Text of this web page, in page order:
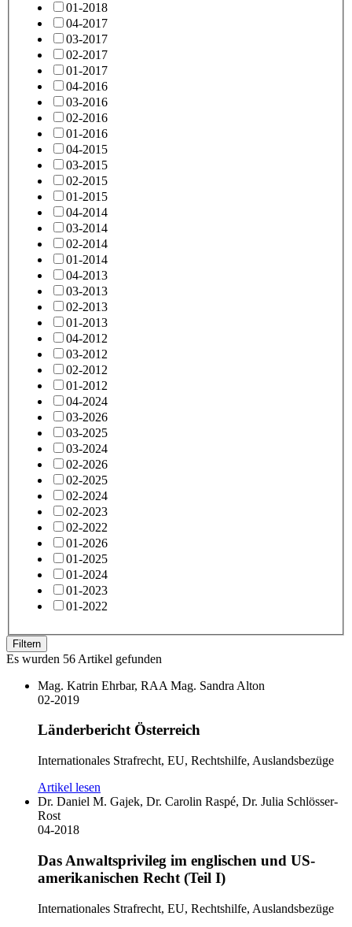
01-2018
04-2017
03-2017
02-2017
01-2017
04-2016
03-2016
02-2016
01-2016
04-2015
03-2015
02-2015
01-2015
04-2014
03-2014
02-2014
01-2014
04-2013
03-2013
02-2013
01-2013
04-2012
03-2012
02-2012
01-2012
04-2024
03-2026
03-2025
03-2024
02-2026
02-2025
02-2024
02-2023
02-2022
01-2026
01-2025
01-2024
01-2023
01-2022
Filtern
Es wurden 56 Artikel gefunden
Mag. Katrin Ehrbar, RAA Mag. Sandra Alton
02-2019
Länderbericht Österreich
Internationales Strafrecht, EU, Rechtshilfe, Auslandsbezüge
Artikel lesen
Dr. Daniel M. Gajek, Dr. Carolin Raspé, Dr. Julia Schlösser-
Rost
04-2018
Das Anwaltsprivileg im englischen und US-
amerikanischen Recht (Teil I)
Internationales Strafrecht, EU, Rechtshilfe, Auslandsbezüge